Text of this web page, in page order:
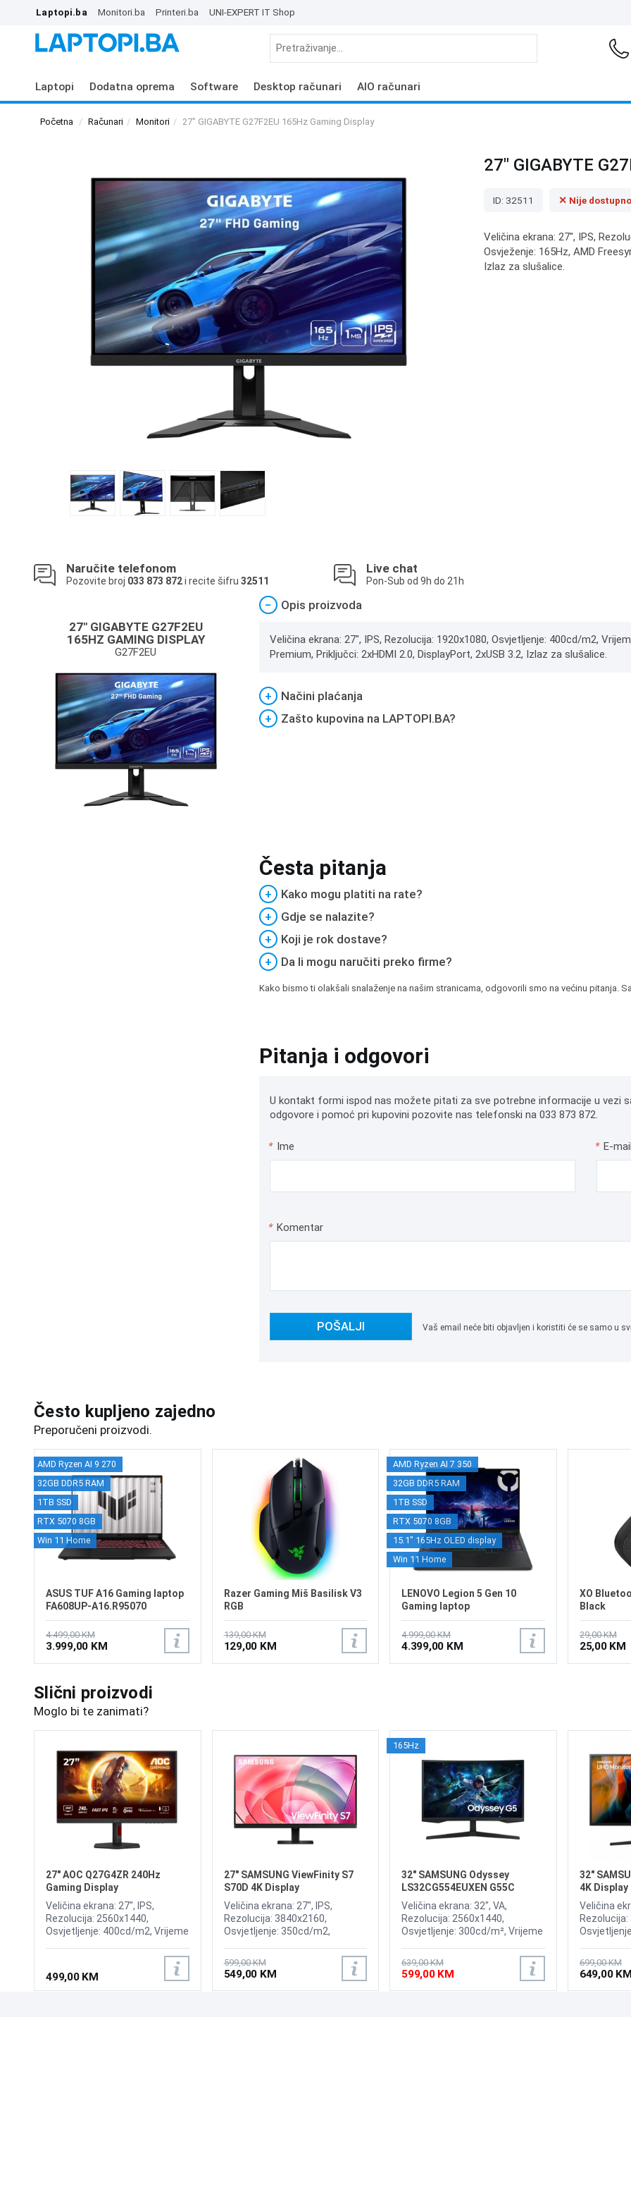
Laptopi.ba Monitori.ba Printeri.ba UNI-EXPERT IT Shop
Laptopi Dodatna oprema Software Desktop računari AIO računari
Početna Računari Monitori 27" GIGABYTE G27F2EU 165Hz Gaming Display
27" GIGABYTE
ID: 32511 ✕ Nije dostupno
Veličina ekrana: 27", IPS,
Osvježenje: 165Hz, AMD
Izlaz za slušalice.
Naručite telefonom
Pozovite broj 033 873 872i recite šifru 32511
Live chat
Pon-Sub od 9h do 21h
27" GIGABYTE G27F2EU
165HZ GAMING DISPLAY
G27F2EU
− Opis proizvoda
Veličina ekrana: 27", IPS, Rezolucija: 1920x1080, Osvjetljenje: 400cd/m2,
Premium, Priključci: 2xHDMI 2.0, DisplayPort, 2xUSB 3.2, Izlaz za slušalice.
+
Načini plaćanja
+
Zašto kupovina na LAPTOPI.BA?
Česta pitanja
+
Kako mogu platiti na rate?
+
Gdje se nalazite?
+
Koji je rok dostave?
+
Da li mogu naručiti preko firme?
Kako bismo ti olakšali snalaženje na našim stranicama, odgovorili smo na većinu pitanja.
Pitanja i odgovori
U kontakt formi ispod nas možete pitati za sve potrebne informacije u vezi
odgovore i pomoć pri kupovini pozovite nas telefonski na 033 873 872.
* Ime * E-mail
* Komentar
POŠALJI Vaš email neće biti objavljen i koristiti će se samo u
Često kupljeno zajedno
Preporučeni proizvodi.
AMD Ryzen AI 9 270
32GB DDR5 RAM
1TB SSD
RTX 5070 8GB
Win 11 Home
ASUS TUF A16 Gaming laptop
FA608UP-A16.R95070
4.499,00 KM
3.999,00 KM
Razer Gaming Miš Basilisk V3
RGB
139,00 KM
129,00 KM
AMD Ryzen AI 7 350
32GB DDR5 RAM
1TB SSD
RTX 5070 8GB
15.1" 165Hz OLED display
Win 11 Home
LENOVO Legion 5 Gen 10
Gaming laptop
83F1CTO1WW/1TB
4.999,00 KM
4.399,00 KM
XO
Black
29,00 KM
25,00 KM
Slični proizvodi
Moglo bi te zanimati?
27" AOC Q27G4ZR 240Hz
Gaming Display
Veličina ekrana: 27", IPS,
Rezolucija: 2560x1440,
Osvjetljenje: 400cd/m2, Vrijeme
Osvježenje: 240Hz, Adaptive
Sync, G-SYNC, Priključci: HDMI
2x 2.0, DisplayPort 1.4,
Zvučnici:2x2W
499,00 KM
27" SAMSUNG ViewFinity S7
S70D 4K Display
Veličina ekrana: 27", IPS,
Rezolucija: 3840x2160,
Osvjetljenje: 350cd/m2,
FreeSync, Vrijeme odziva: 5ms,
Priključci: HDMI, Displayport
599,00 KM
549,00 KM
165Hz
32" SAMSUNG Odyssey
LS32CG554EUXEN G55C
165Hz Gaming Curved Display
Veličina ekrana: 32", VA,
Rezolucija: 2560x1440,
Osvjetljenje: 300cd/m², Vrijeme
165Hz, HDR10, AMD FreeSync
Premium Pro, 1000R Curvature,
Priključci: HDMI, DisplayPort
639,00 KM
599,00 KM
32"
4K Display
Veličina
60Hz,
odziva: 4
Displayport
699,00 KM
649,00 KM